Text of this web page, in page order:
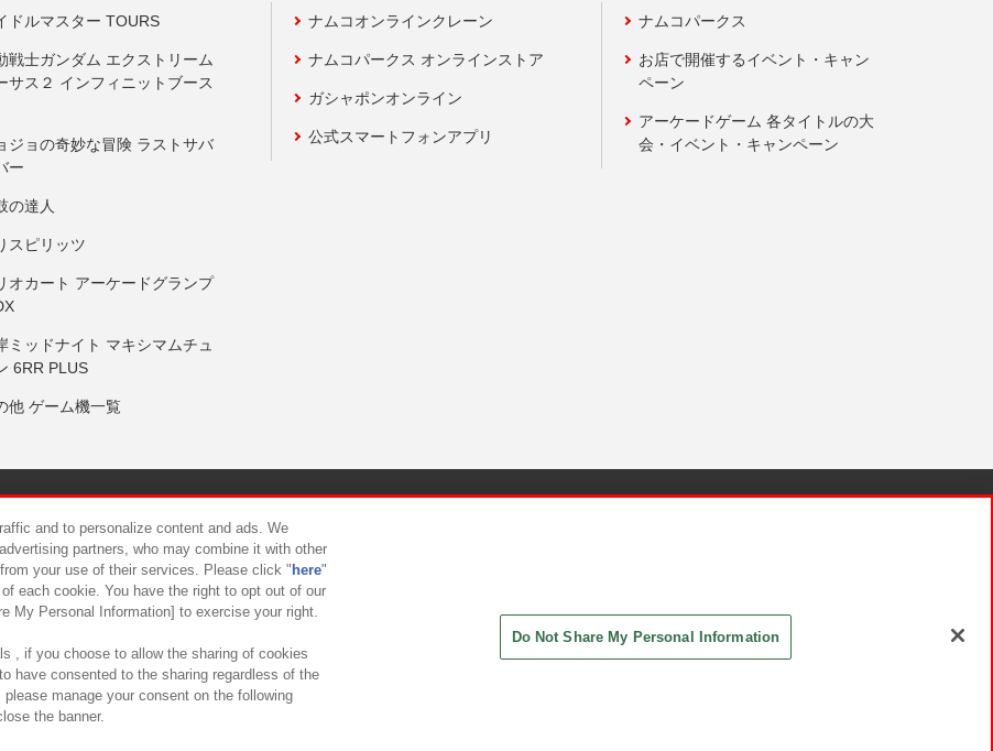
ドルマスター TOURS
戦士ガンダム エクストリーム
サス２ インフィニットブース
ジョの奇妙な冒険 ラストサバ
ー
の達人
スピリッツ
オカート アーケードグランプ
ミッドナイト マキシマムチュ
6RR PLUS
他 ゲーム機一覧
ナムコオンラインクレーン
ナムコパークス オンラインストア
ガシャポンオンライン
公式スマートフォンアプリ
ナムコパークス
お店で開催するイベント・キャン
ペーン
アーケードゲーム 各タイトルの大
会・イベント・キャンペーン
供について カスタマーハラスメント対応方針
and to personalize content and ads. We
partners, who may combine it with other
your use of their services. Please click " here"
each cookie. You have the right to opt out of our
My Personal Information] to exercise your right.
, if you choose to allow the sharing of cookies
have consented to the sharing regardless of the
manage your consent on the following
the banner.
Do Not Share My Personal Information